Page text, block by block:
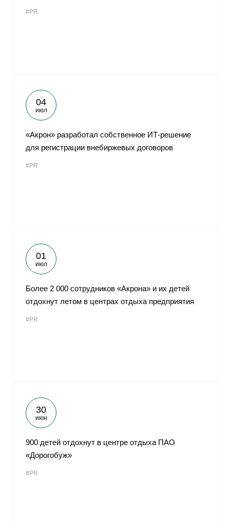
#PR
04
июл
«Акрон» разработал собственное ИТ-решение
для регистрации внебиржевых договоров
#PR
01
июл
Более 2 000 сотрудников «Акрона» и их детей
отдохнут летом в центрах отдыха предприятия
#PR
30
июн
900 детей отдохнут в центре отдыха ПАО
«Дорогобуж»
#PR